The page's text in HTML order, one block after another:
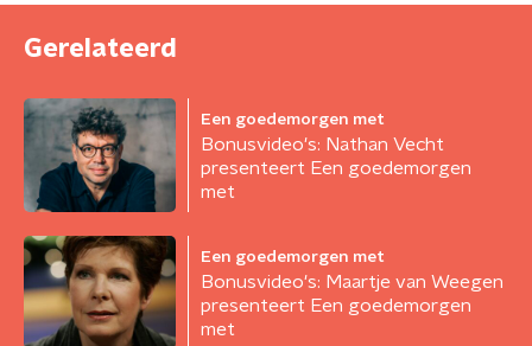
Gerelateerd
Een goedemorgen met
Bonusvideo's: Nathan Vecht
presenteert Een goedemorgen
met
Een goedemorgen met
Bonusvideo's: Maartje van Weegen
presenteert Een goedemorgen
met